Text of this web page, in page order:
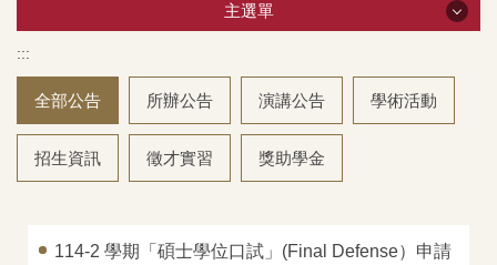
主選單
影音專區
本所簡介
:::
全部公告 所辦公告 演講公告 學術活動
招生資訊 徵才實習 獎助學金
114-2 學期「碩士學位口試」(Final Defense）申請